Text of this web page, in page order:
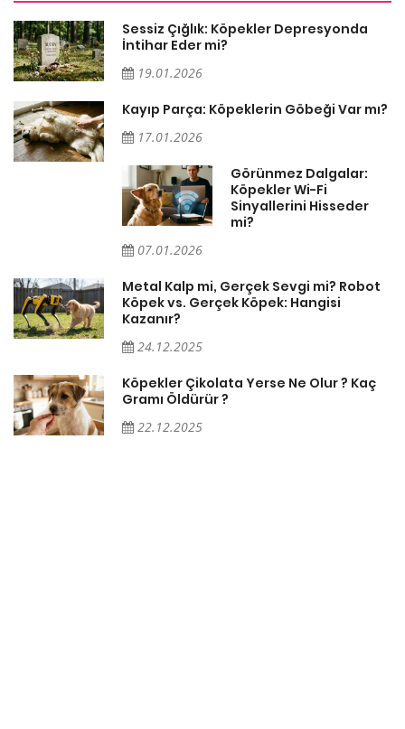
Sessiz Çığlık: Köpekler Depresyonda
İntihar Eder mi?
19.01.2026
Kayıp Parça: Köpeklerin Göbeği Var mı?
17.01.2026
Görünmez Dalgalar:
Köpekler Wi-Fi
Sinyallerini Hisseder
mi?
07.01.2026
Metal Kalp mi, Gerçek Sevgi mi? Robot
Köpek vs. Gerçek Köpek: Hangisi
Kazanır?
24.12.2025
Köpekler Çikolata Yerse Ne Olur ? Kaç
Gramı Öldürür ?
22.12.2025